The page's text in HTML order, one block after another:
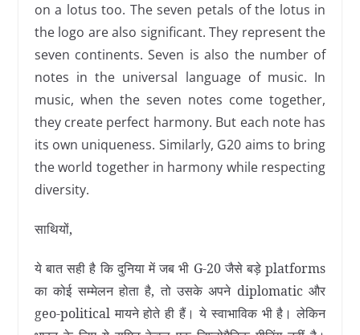
on a lotus too. The seven petals of the lotus in
the logo are also significant. They represent the
seven continents. Seven is also the number of
notes in the universal language of music. In
music, when the seven notes come together,
they create perfect harmony. But each note has
its own uniqueness. Similarly, G20 aims to bring
the world together in harmony while respecting
diversity.
साथियों,
ये बात सही है कि दुनिया में जब भी G-20 जैसे बड़े platforms
का कोई सम्मेलन होता है, तो उसके अपने diplomatic और
geo-political मायने होते ही हैं। ये स्वाभाविक भी है। लेकिन